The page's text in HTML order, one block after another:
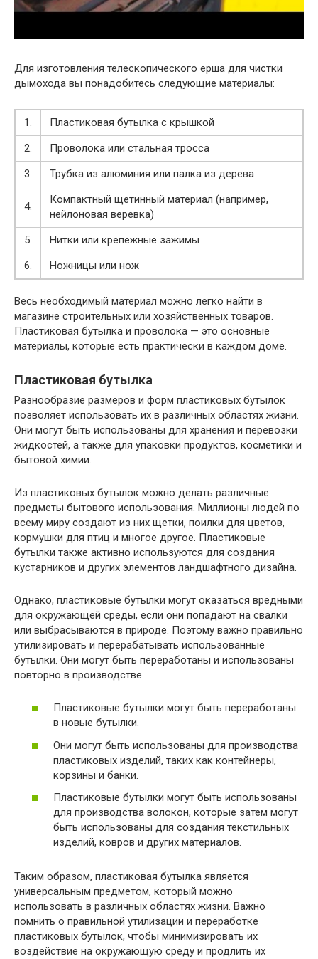
Для изготовления телескопического ерша для чистки
дымохода вы понадобитесь следующие материалы:
1.
Пластиковая бутылка с крышкой
2.
Проволока или стальная тросса
3.
Трубка из алюминия или палка из дерева
4.
Компактный щетинный материал (например,
нейлоновая веревка)
5.
Нитки или крепежные зажимы
6.
Ножницы или нож
Весь необходимый материал можно легко найти в
магазине строительных или хозяйственных товаров.
Пластиковая бутылка и проволока — это основные
материалы, которые есть практически в каждом доме.
Пластиковая бутылка
Разнообразие размеров и форм пластиковых бутылок
позволяет использовать их в различных областях жизни.
Они могут быть использованы для хранения и перевозки
жидкостей, а также для упаковки продуктов, косметики и
бытовой химии.
Из пластиковых бутылок можно делать различные
предметы бытового использования. Миллионы людей по
всему миру создают из них щетки, поилки для цветов,
кормушки для птиц и многое другое. Пластиковые
бутылки также активно используются для создания
кустарников и других элементов ландшафтного дизайна.
Однако, пластиковые бутылки могут оказаться вредными
для окружающей среды, если они попадают на свалки
или выбрасываются в природе. Поэтому важно правильно
утилизировать и перерабатывать использованные
бутылки. Они могут быть переработаны и использованы
повторно в производстве.
Пластиковые бутылки могут быть переработаны
в новые бутылки.
Они могут быть использованы для производства
пластиковых изделий, таких как контейнеры,
корзины и банки.
Пластиковые бутылки могут быть использованы
для производства волокон, которые затем могут
быть использованы для создания текстильных
изделий, ковров и других материалов.
Таким образом, пластиковая бутылка является
универсальным предметом, который можно
использовать в различных областях жизни. Важно
помнить о правильной утилизации и переработке
пластиковых бутылок, чтобы минимизировать их
воздействие на окружающую среду и продлить их